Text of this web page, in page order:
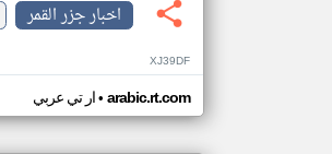
اخبار جزر القمر
XJ39DF
ار تي عربي• arabic.rt.com